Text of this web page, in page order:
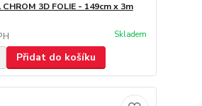
3D FOLIE - 149cm x 3m
Skladem
Přidat do košíku